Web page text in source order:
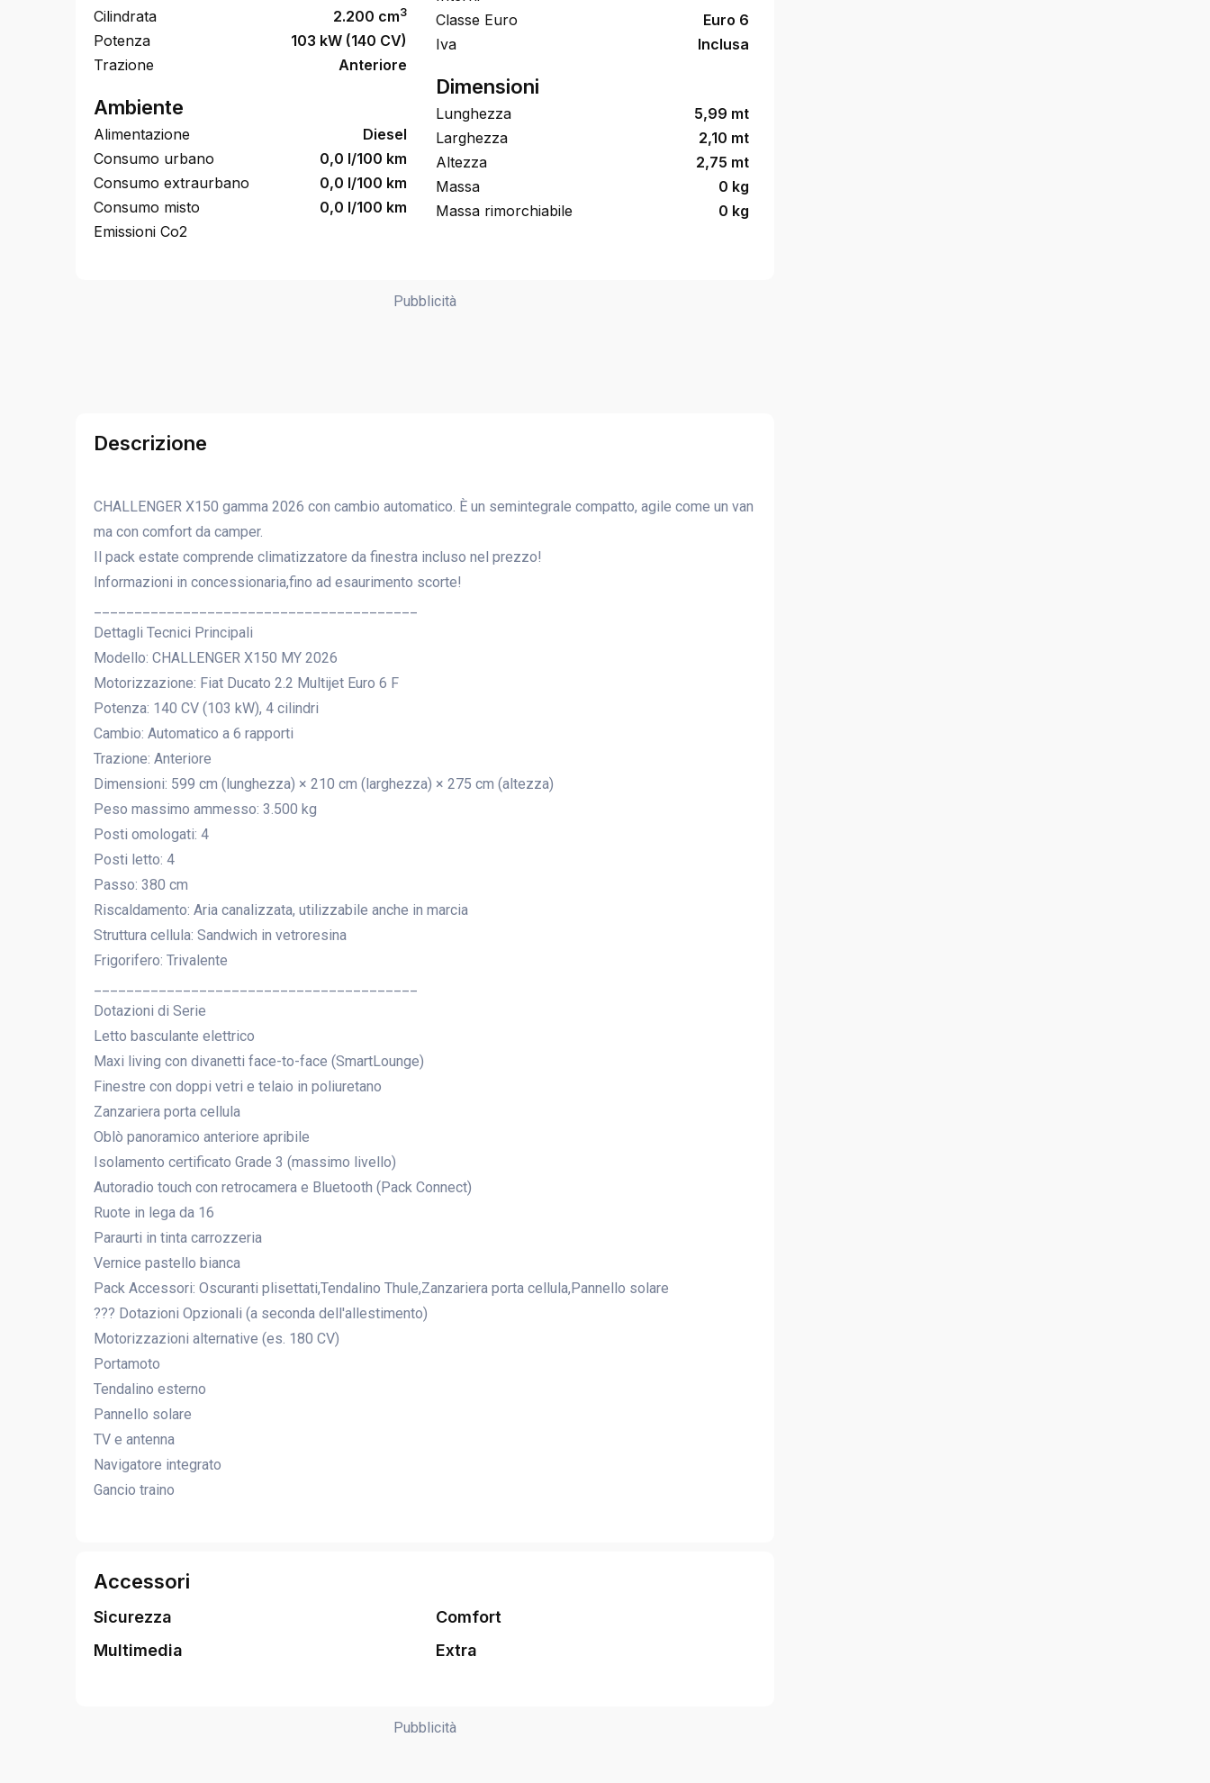
Cilindrata
2.200 cm3
Potenza
103 kW (140 CV)
Trazione
Anteriore
Ambiente
Alimentazione
Diesel
Consumo urbano
0,0 l/100 km
Consumo extraurbano
0,0 l/100 km
Consumo misto
0,0 l/100 km
Emissioni Co2
Classe Euro
Euro 6
Iva
Inclusa
Dimensioni
Lunghezza
5,99 mt
Larghezza
2,10 mt
Altezza
2,75 mt
Massa
0 kg
Massa rimorchiabile
0 kg
Pubblicità
Descrizione
CHALLENGER X150 gamma 2026 con cambio automatico. È un semintegrale compatto, agile come un van
ma con comfort da camper.
Il pack estate comprende climatizzatore da finestra incluso nel prezzo!
Informazioni in concessionaria,fino ad esaurimento scorte!
Dettagli Tecnici Principali
Modello: CHALLENGER X150 MY 2026
Motorizzazione: Fiat Ducato 2.2 Multijet Euro 6 F
Potenza: 140 CV (103 kW), 4 cilindri
Cambio: Automatico a 6 rapporti
Trazione: Anteriore
Dimensioni: 599 cm (lunghezza) × 210 cm (larghezza) × 275 cm (altezza)
Peso massimo ammesso: 3.500 kg
Posti omologati: 4
Posti letto: 4
Passo: 380 cm
Riscaldamento: Aria canalizzata, utilizzabile anche in marcia
Struttura cellula: Sandwich in vetroresina
Frigorifero: Trivalente
Dotazioni di Serie
Letto basculante elettrico
Maxi living con divanetti face-to-face (SmartLounge)
Finestre con doppi vetri e telaio in poliuretano
Zanzariera porta cellula
Oblò panoramico anteriore apribile
Isolamento certificato Grade 3 (massimo livello)
Autoradio touch con retrocamera e Bluetooth (Pack Connect)
Ruote in lega da 16
Paraurti in tinta carrozzeria
Vernice pastello bianca
Pack Accessori: Oscuranti plisettati,Tendalino Thule,Zanzariera porta cellula,Pannello solare
??? Dotazioni Opzionali (a seconda dell'allestimento)
Motorizzazioni alternative (es. 180 CV)
Portamoto
Tendalino esterno
Pannello solare
TV e antenna
Navigatore integrato
Gancio traino
Accessori
Sicurezza
Comfort
Multimedia
Extra
Pubblicità